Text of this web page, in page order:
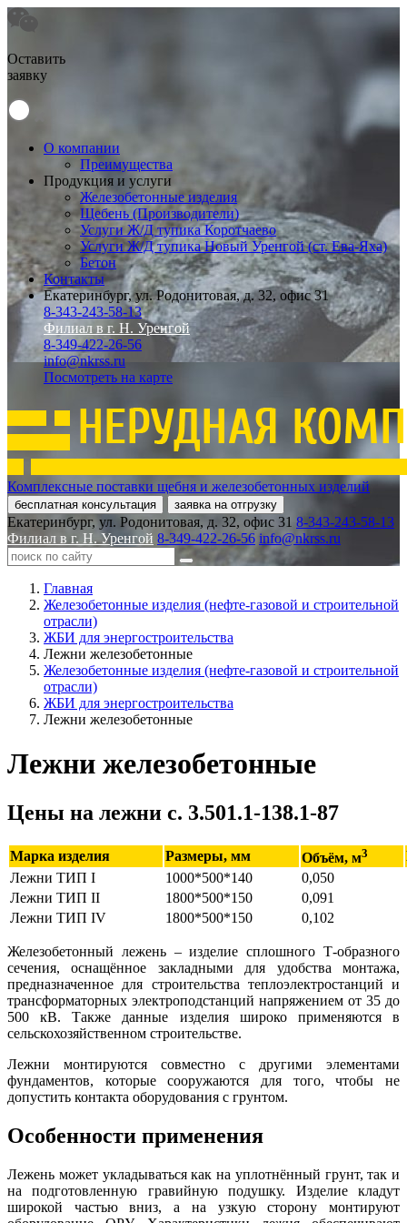
Оставить
заявку
О компании
Преимущества
Продукция и услуги
Железобетонные изделия
Щебень (Производители)
Услуги Ж/Д тупика Коротчаево
Услуги Ж/Д тупика Новый Уренгой (ст. Ева-Яха)
Бетон
Контакты
Екатеринбург, ул. Родонитовая, д. 32, офис 31
8-343-243-58-13
Филиал в г. Н. Уренгой
8-349-422-26-56
info@nkrss.ru
Посмотреть на карте
Комплексные поставки щебня и железобетонных изделий
бесплатная консультация заявка на отгрузку
Екатеринбург, ул. Родонитовая, д. 32, офис 31 8-343-243-58-13
Филиал в г. Н. Уренгой 8-349-422-26-56 info@nkrss.ru
Главная
Железобетонные изделия (нефте-газовой и строительной
отрасли)
ЖБИ для энергостроительства
Лежни железобетонные
Железобетонные изделия (нефте-газовой и строительной
отрасли)
ЖБИ для энергостроительства
Лежни железобетонные
Лежни железобетонные
Цены на лежни с. 3.501.1-138.1-87
Марка изделия Размеры, мм Объём, м3
Лежни ТИП I
1000*500*140 0,050
Лежни ТИП II
1800*500*150 0,091
Лежни ТИП IV
1800*500*150 0,102
Железобетонный лежень – изделие сплошного Т-образного
сечения, оснащённое закладными для удобства монтажа,
предназначенное для строительства теплоэлектростанций и
трансформаторных электроподстанций напряжением от 35 до
500 кВ. Также данные изделия широко применяются в
сельскохозяйственном строительстве.
Лежни монтируются совместно с другими элементами
фундаментов, которые сооружаются для того, чтобы не
допустить контакта оборудования с грунтом.
Особенности применения
Лежень может укладываться как на уплотнённый грунт, так и
на подготовленную гравийную подушку. Изделие кладут
широкой частью вниз, а на узкую сторону монтируют